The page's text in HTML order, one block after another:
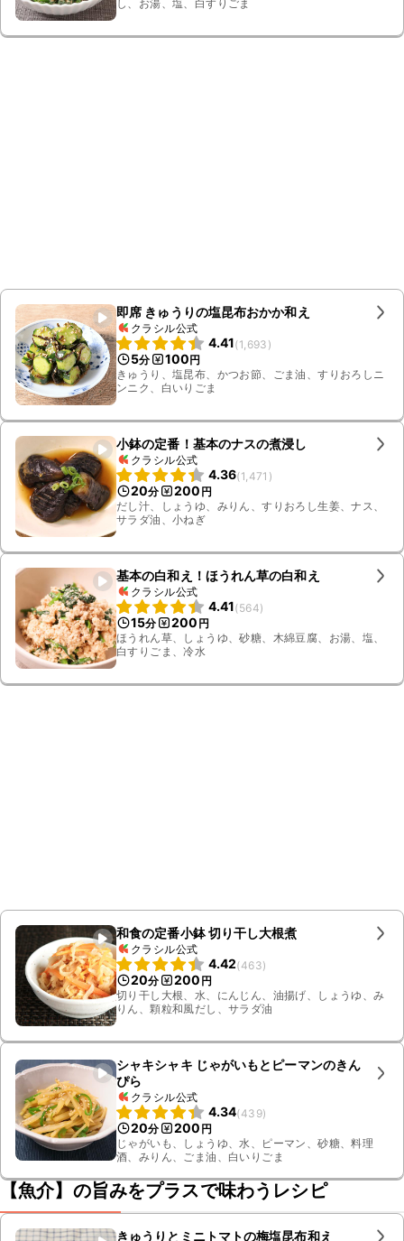
し、お湯、塩、白すりごま
即席 きゅうりの塩昆布おかか和え
クラシル公式
4.41(1,693 )
5分 100円
きゅうり、塩昆布、かつお節、ごま油、すりおろしニ
ンニク、白いりごま
小鉢の定番！基本のナスの煮浸し
クラシル公式
4.36(1,471 )
20分 200 円
だし汁、しょうゆ、みりん、すりおろし生姜、ナス、
サラダ油、小ねぎ
基本の白和え！ほうれん草の白和え
クラシル公式
4.41(564)
15分 200 円
ほうれん草、しょうゆ、砂糖、木綿豆腐、お湯、塩、
白すりごま、冷水
和食の定番小鉢 切り干し大根煮
クラシル公式
4.42(463)
20分 200 円
切り干し大根、水、にんじん、油揚げ、しょうゆ、み
りん、顆粒和風だし、サラダ油
シャキシャキ じゃがいもとピーマンのきん
ぴら
クラシル公式
4.34(439)
20分 200 円
じゃがいも、しょうゆ、水、ピーマン、砂糖、料理
酒、みりん、ごま油、白いりごま
【魚介】の旨みをプラスで味わうレシピ
きゅうりとミニトマトの梅塩昆布和え